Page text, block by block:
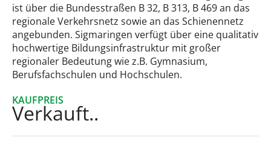
ist über die Bundesstraßen B 32, B 313, B 469 an das
regionale Verkehrsnetz sowie an das Schienennetz
angebunden. Sigmaringen verfügt über eine qualitativ
hochwertige Bildungsinfrastruktur mit großer
regionaler Bedeutung wie z.B. Gymnasium,
Berufsfachschulen und Hochschulen.
KAUFPREIS
Verkauft..